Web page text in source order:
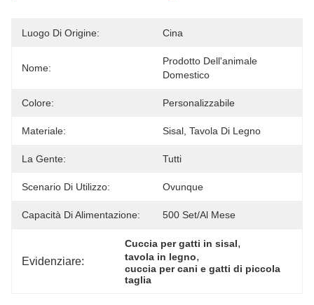
Luogo Di Origine: Cina
Nome:
Prodotto Dell'animale
Domestico
Colore: Personalizzabile
Materiale: Sisal, Tavola Di Legno
La Gente: Tutti
Scenario Di Utilizzo: Ovunque
Capacità Di Alimentazione: 500 Set/al Mese
Evidenziare:
Cuccia per gatti in sisal,
tavola in legno,
cuccia per cani e gatti di piccola
taglia